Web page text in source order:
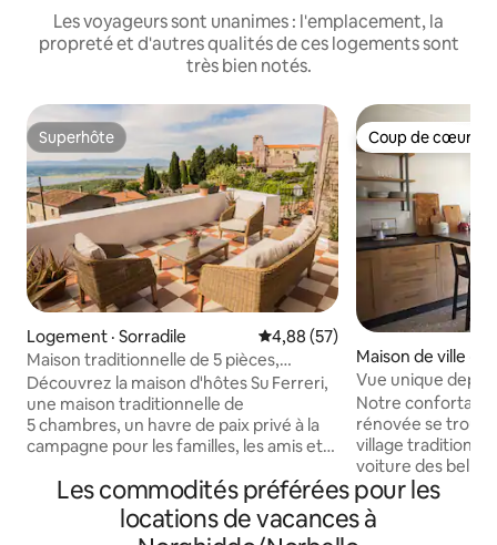
Les voyageurs sont unanimes : l'emplacement, la
propreté et d'autres qualités de ces logements sont
très bien notés.
Superhôte
Superhôte
Logement · Sorradile Note moyenne de 4,88 sur 5,
4,88 (57)
Maison traditionnelle de 5 pièces,
terrasse, idéale pour les groupes
Découvrez la maison d'hôtes Su Ferreri,
une maison traditionnelle de
5 chambres, un havre de paix privé à la
campagne pour les familles, les amis et
du yoga sur la terrasse et détendez-
vous dans le sauna finlandais. Peut
accueillir jusqu'à 12 personnes avec des
Coup de cœur
Coup de cœur
Maison de ville ·
Vue unique
charme
Notre
rénovée se
village
voiture des belles
occidentale.
espaces
sur le village, la
Les commodités préférées pour les
locations de vacances à